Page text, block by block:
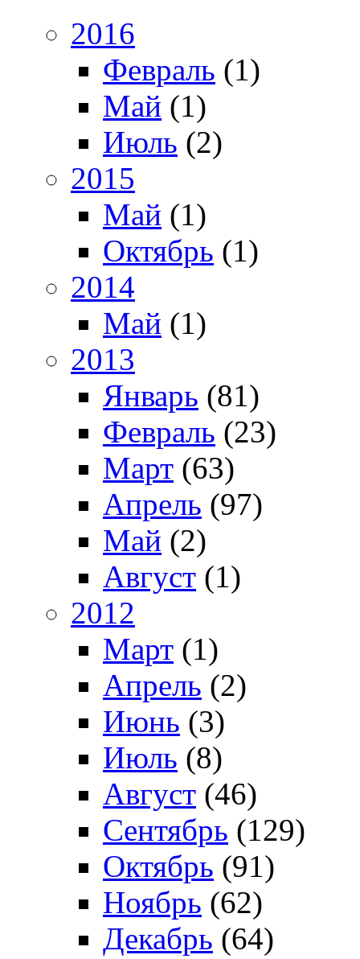
2016
Февраль (1)
Май (1)
Июль (2)
2015
Май (1)
Октябрь (1)
2014
Май (1)
2013
Январь (81)
Февраль (23)
Март (63)
Апрель (97)
Май (2)
Август (1)
2012
Март (1)
Апрель (2)
Июнь (3)
Июль (8)
Август (46)
Сентябрь (129)
Октябрь (91)
Ноябрь (62)
Декабрь (64)